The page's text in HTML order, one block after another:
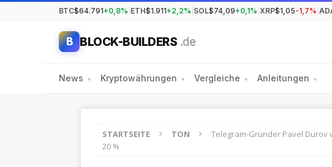
BTC$64.791+0,8% ETH$1.911+2,2% SOL$74,09+0,1% XRP$1,05-1,7%
B BLOCK-BUILDERS .de
News ▾ Kryptowährungen ▾ Vergleiche ▾ Anleitungen ▾
STARTSEITE TON
Telegram-Gründer Pavel Durov
20 %